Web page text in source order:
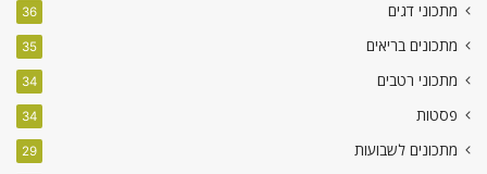
מתכוני דגים 36
מתכונים בריאים 35
מתכוני רטבים 34
פסטות 34
מתכונים לשבועות 29